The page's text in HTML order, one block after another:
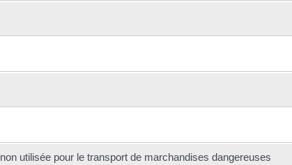
utilisée pour le transport de marchandises dangereuses